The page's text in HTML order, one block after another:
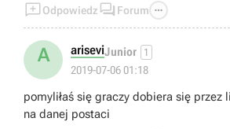
Odpowiedz  Forum 
A ariseviJunior 1
2019-07-06 01:18
pomyliłaś się graczy dobiera się przez
na danej postaci